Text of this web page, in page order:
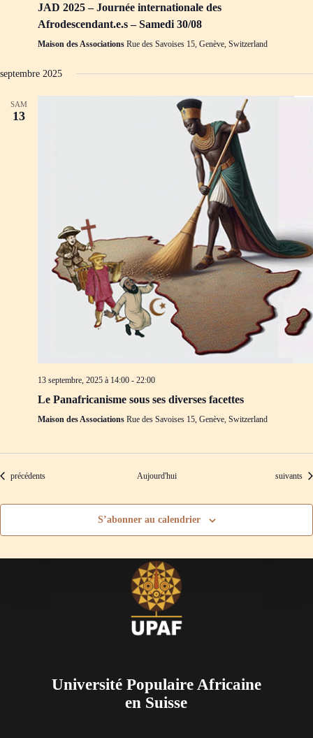
JAD 2025 – Journée internationale des
Afrodescendant.e.s – Samedi 30/08
Maison des Associations Rue des Savoises 15, Genève, Switzerland
septembre 2025
SAM
13
13 septembre, 2025 à 14:00 - 22:00
Le Panafricanisme sous ses diverses facettes
Maison des Associations Rue des Savoises 15, Genève, Switzerland
Évènements
précédents Aujourd'hui suivants
S’abonner au calendrier
Université Populaire Africaine
en Suisse